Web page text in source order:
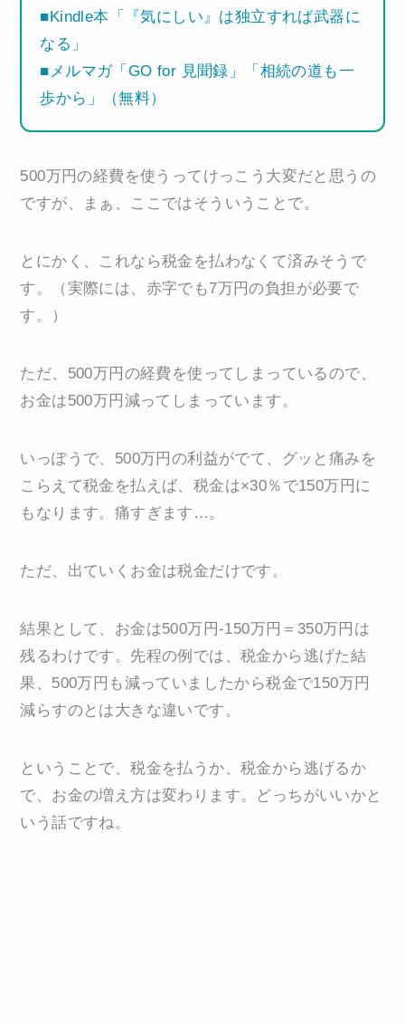
■Kindle本「『気にしい』は独立すれば武器に
なる」
■メルマガ「GO for 見聞録」「相続の道も一
歩から」（無料）
500万円の経費を使うってけっこう大変だと思うの
ですが、まぁ、ここではそういうことで。
とにかく、これなら税金を払わなくて済みそうで
す。（実際には、赤字でも7万円の負担が必要で
す。）
ただ、500万円の経費を使ってしまっているので、
お金は500万円減ってしまっています。
いっぽうで、500万円の利益がでて、グッと痛みを
こらえて税金を払えば、税金は×30％で150万円に
もなります。痛すぎます…。
ただ、出ていくお金は税金だけです。
結果として、お金は500万円-150万円＝350万円は
残るわけです。先程の例では、税金から逃げた結
果、500万円も減っていましたから税金で150万円
減らすのとは大きな違いです。
ということで、税金を払うか、税金から逃げるか
で、お金の増え方は変わります。どっちがいいかと
いう話ですね。